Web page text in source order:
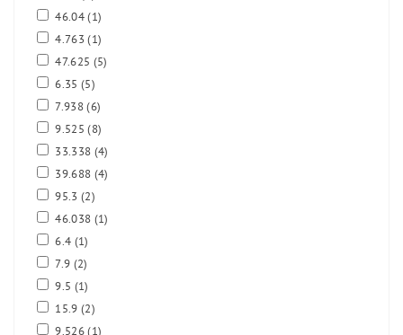
46.04(1)
4.763(1)
47.625 (5)
6.35 (5)
7.938(6)
9.525(8)
33.338 (4)
39.688 (4)
95.3 (2)
46.038 (1)
6.4 (1)
7.9 (2)
9.5 (1)
15.9 (2)
9.526(1)